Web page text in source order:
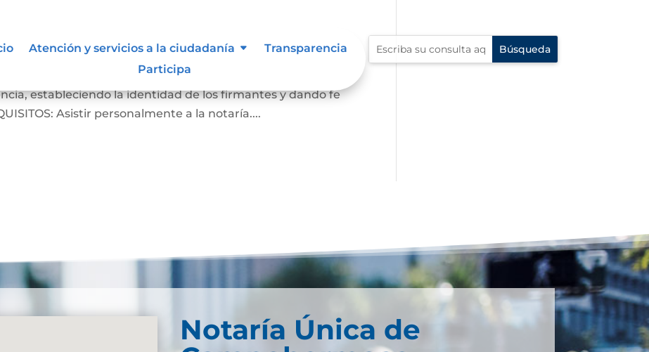
Atención y servicios a la ciudadanía
Transparencia
Participa
de que las firmas que aparecen en un documento
estableciendo la identidad de los firmantes y dando fe
Asistir personalmente a la notaría....
Notaría Única de